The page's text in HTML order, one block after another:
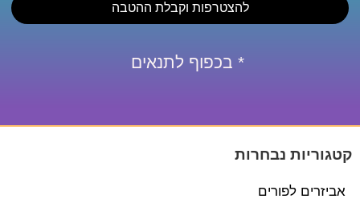
להצטרפות וקבלת ההטבה
* בכפוף לתנאים
קטגוריות נבחרות
אביזרים לפורים